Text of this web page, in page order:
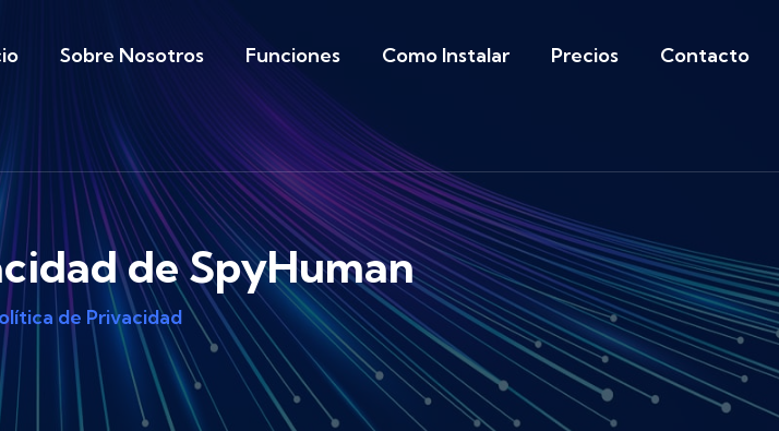
Sobre Nosotros Funciones Como Instalar Precios Contacto
de SpyHuman
de Privacidad